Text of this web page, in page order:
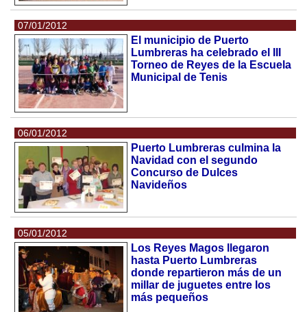
07/01/2012
El municipio de Puerto
Lumbreras ha celebrado el III
Torneo de Reyes de la Escuela
Municipal de Tenis
06/01/2012
Puerto Lumbreras culmina la
Navidad con el segundo
Concurso de Dulces
Navideños
05/01/2012
Los Reyes Magos llegaron
hasta Puerto Lumbreras
donde repartieron más de un
millar de juguetes entre los
más pequeños